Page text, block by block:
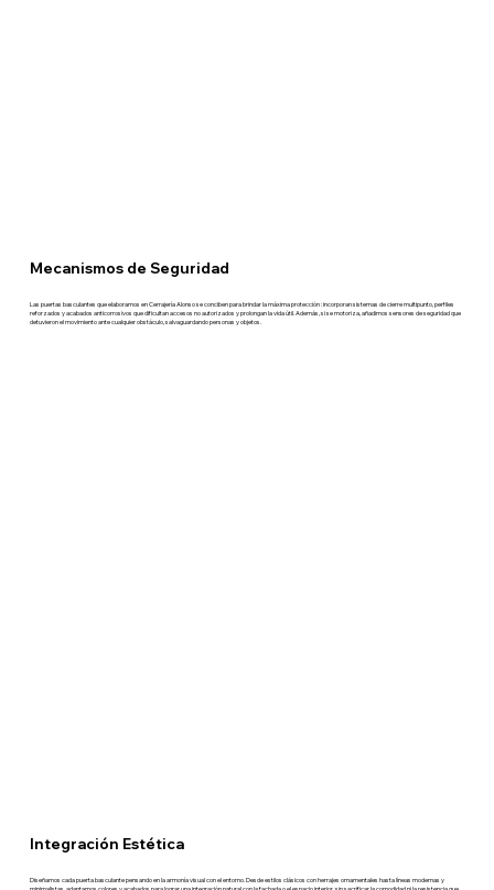
Mecanismos de Seguridad
Las puertas basculantes que elaboramos en Cerrajería Alonso se conciben para brindar la máxima protección : incorporan sistemas de cierre multipunto, perfiles
reforzados y acabados anticorrosivos que dificultan accesos no autorizados y prolongan la vida útil. Además, si se motoriza, añadimos sensores de seguridad que
detuvieron el movimiento ante cualquier obstáculo, salvaguardando personas y objetos.
Integración Estética
Diseñamos cada puerta basculante pensando en la armonía visual con el entorno. Desde estilos clásicos con herrajes ornamentales hasta líneas modernas y
minimalistas, adaptamos colores y acabados para lograr una integración natural con la fachada o el espacio interior, sin sacrificar la comodidad ni la resistencia que